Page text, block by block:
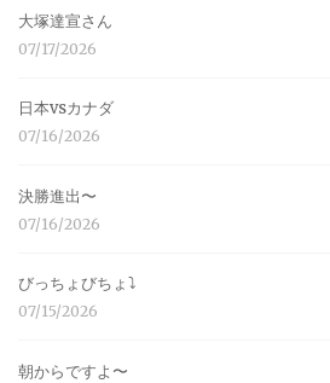
大塚達宣さん
07/17/2026
日本vsカナダ
07/16/2026
決勝進出〜
07/16/2026
びっちょびちょ⤵︎
07/15/2026
朝からですよ〜